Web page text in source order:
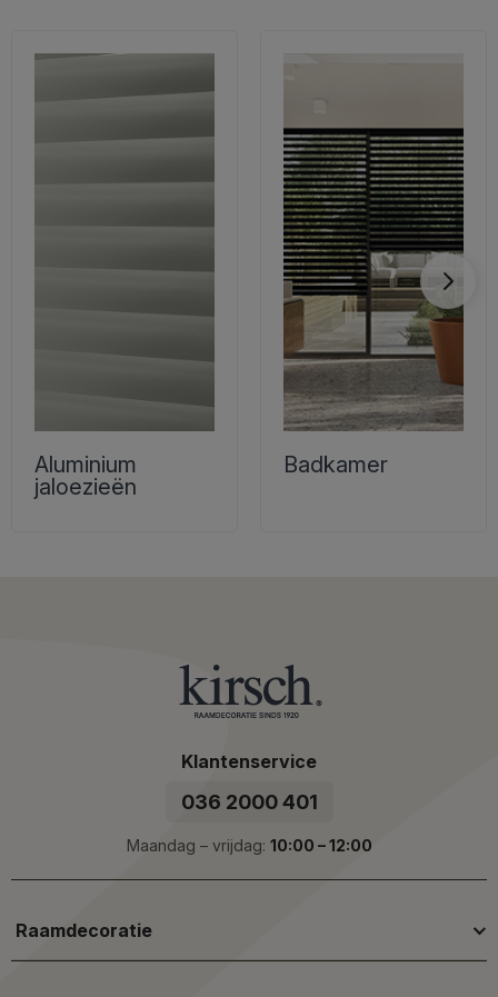
Aluminium
jaloezieën
Badkamer
Klantenservice
036 2000 401
Maandag – vrijdag: 10:00 – 12:00
Raamdecoratie